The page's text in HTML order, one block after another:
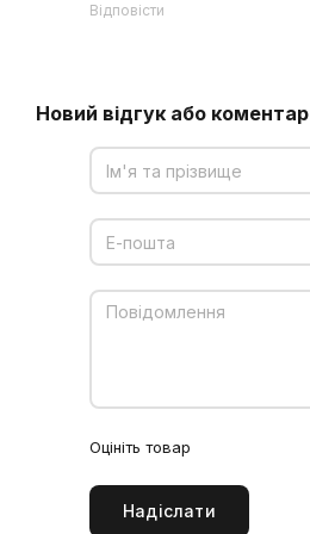
Відповісти
Новий відгук або коментар
Оцініть товар
Надіслати